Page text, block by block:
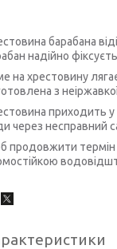
барабана
надійно
на хрестовину
з
приходить у
через несправний
продовжити термін